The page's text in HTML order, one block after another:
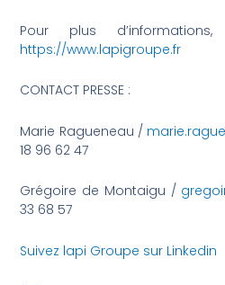
Pour plus
https://www.lapigroupe.fr
CONTACT PRESSE :
Marie Ragueneau /
18 96 62 47
Grégoire de Montaigu /
33 68 57
Suivez lapi Groupe sur Linkedin